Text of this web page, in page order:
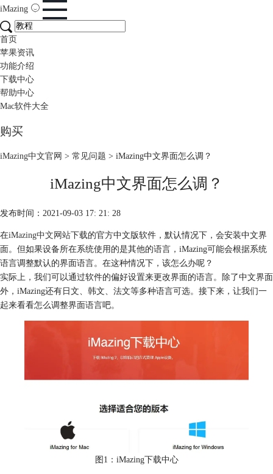
iMazing
首页
苹果资讯
功能介绍
下载中心
帮助中心
Mac软件大全
购买
iMazing中文官网 > 常见问题 > iMazing中文界面怎么调？
iMazing中文界面怎么调？
发布时间：2021-09-03 17: 21: 28
在iMazing中文网站下载的官方中文版软件，默认情况下，会安装中文界
面。但如果设备所在系统使用的是其他的语言，iMazing可能会根据系统
语言调整默认的界面语言。在这种情况下，该怎么办呢？
实际上，我们可以通过软件的偏好设置来更改界面的语言。除了中文界面
外，iMazing还有日文、韩文、法文等多种语言可选。接下来，让我们一
起来看看怎么调整界面语言吧。
图1：iMazing下载中心